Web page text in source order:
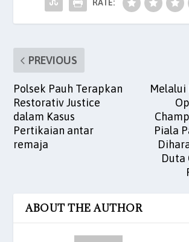
o
k
p
RATE:
PREVIOUS
Polsek Pauh Terapkan
Restorativ Justice
dalam Kasus
Pertikaian antar
remaja
Melalui
Piala
Duta
ABOUT THE AUTHOR